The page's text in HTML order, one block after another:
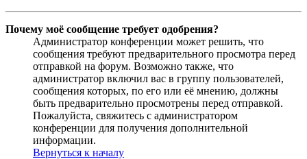
Почему моё сообщение требует одобрения?
Администратор конференции может решить, что
сообщения требуют предварительного просмотра перед
отправкой на форум. Возможно также, что
администратор включил вас в группу пользователей,
сообщения которых, по его или её мнению, должны
быть предварительно просмотрены перед отправкой.
Пожалуйста, свяжитесь с администратором
конференции для получения дополнительной
информации.
Вернуться к началу